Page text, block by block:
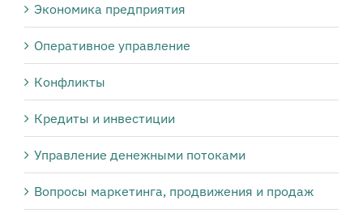
Экономика предприятия
Оперативное управление
Конфликты
Кредиты и инвестиции
Управление денежными потоками
Вопросы маркетинга, продвижения и продаж